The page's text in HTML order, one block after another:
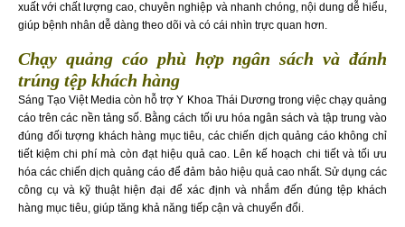
xuất với chất lượng cao, chuyên nghiệp và nhanh chóng, nội dung dễ hiểu,
giúp bệnh nhân dễ dàng theo dõi và có cái nhìn trực quan hơn.
Chạy quảng cáo phù hợp ngân sách và đánh
trúng tệp khách hàng
Sáng Tạo Việt Media còn hỗ trợ Y Khoa Thái Dương trong việc chạy quảng
cáo trên các nền tảng số. Bằng cách tối ưu hóa ngân sách và tập trung vào
đúng đối tượng khách hàng mục tiêu, các chiến dịch quảng cáo không chỉ
tiết kiệm chi phí mà còn đạt hiệu quả cao. Lên kế hoạch chi tiết và tối ưu
hóa các chiến dịch quảng cáo để đảm bảo hiệu quả cao nhất. Sử dụng các
công cụ và kỹ thuật hiện đại để xác định và nhắm đến đúng tệp khách
hàng mục tiêu, giúp tăng khả năng tiếp cận và chuyển đổi.